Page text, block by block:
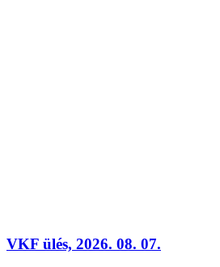
VKF ülés, 2026. 08. 07.